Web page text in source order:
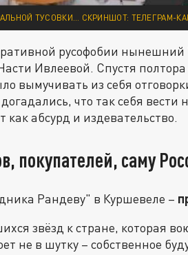
ТУСОВКИ… СКРИНШОТ: ТЕЛЕГРАМ-
русофобии
Ивлеевой. Спустя
вымучивать из себя
что так себя
абсурд и издевательство.
покупателей, саму
Рандеву" в Куршевеле –
звёзд к стране, которая
не в шутку – собственное